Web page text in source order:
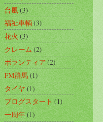
台風(3)
福祉車輌(3)
花火(3)
クレーム(2)
ボランティア(2)
FM群馬(1)
タイヤ(1)
ブログスタート(1)
一周年(1)